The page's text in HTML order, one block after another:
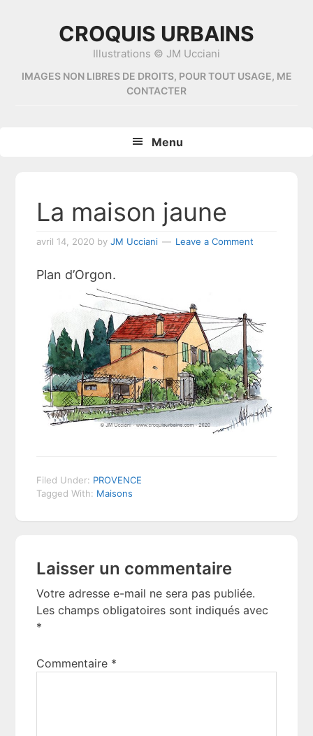
CROQUIS URBAINS
Illustrations © JM Ucciani
IMAGES NON LIBRES DE DROITS, POUR TOUT USAGE, ME
CONTACTER
Menu
La maison jaune
avril 14, 2020 byJM Ucciani Leave a Comment
Plan d’Orgon.
Filed Under: PROVENCE
Tagged With: Maisons
Interactions
Laisser un commentaire
Votre adresse e-mail ne sera pas publiée.
Les champs obligatoires sont indiqués avec
*
Commentaire *